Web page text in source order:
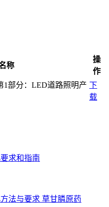
称
操
作
1部分：LED道路照明产 下
载
求和指南
法与要求 草甘膦原药